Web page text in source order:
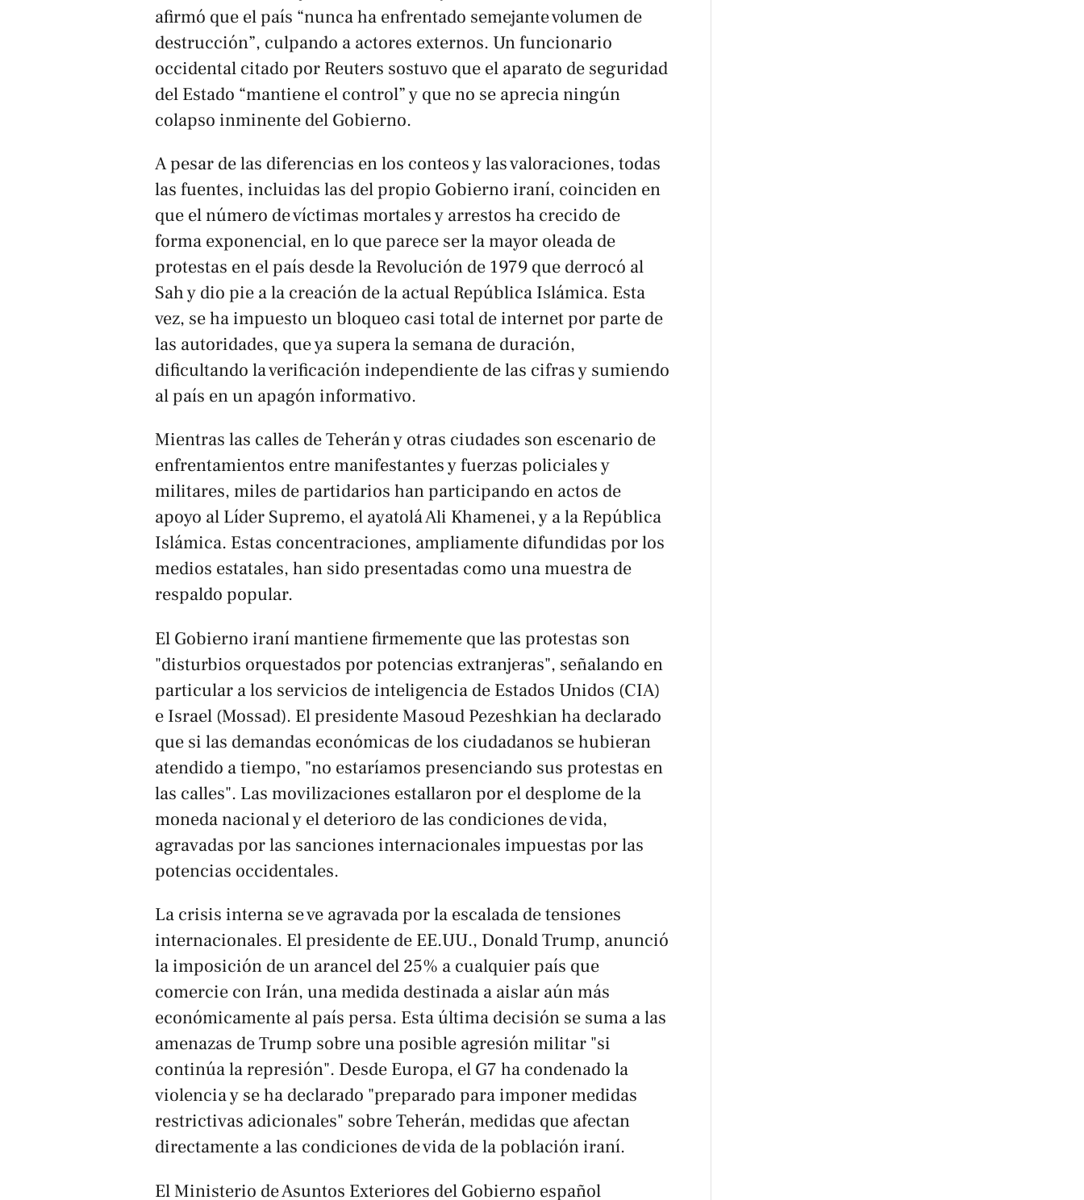
afirmó que el país “nunca ha enfrentado semejante volumen de
destrucción”, culpando a actores externos. Un funcionario
occidental citado por Reuters sostuvo que el aparato de seguridad
del Estado “mantiene el control” y que no se aprecia ningún
colapso inminente del Gobierno.
A pesar de las diferencias en los conteos y las valoraciones, todas
las fuentes, incluidas las del propio Gobierno iraní, coinciden en
que el número de víctimas mortales y arrestos ha crecido de
forma exponencial, en lo que parece ser la mayor oleada de
protestas en el país desde la Revolución de 1979 que derrocó al
Sah y dio pie a la creación de la actual República Islámica. Esta
vez, se ha impuesto un bloqueo casi total de internet por parte de
las autoridades, que ya supera la semana de duración,
dificultando la verificación independiente de las cifras y sumiendo
al país en un apagón informativo.
Mientras las calles de Teherán y otras ciudades son escenario de
enfrentamientos entre manifestantes y fuerzas policiales y
militares, miles de partidarios han participando en actos de
apoyo al Líder Supremo, el ayatolá Ali Khamenei, y a la República
Islámica. Estas concentraciones, ampliamente difundidas por los
medios estatales, han sido presentadas como una muestra de
respaldo popular.
El Gobierno iraní mantiene firmemente que las protestas son
"disturbios orquestados por potencias extranjeras", señalando en
particular a los servicios de inteligencia de Estados Unidos (CIA)
e Israel (Mossad). El presidente Masoud Pezeshkian ha declarado
que si las demandas económicas de los ciudadanos se hubieran
atendido a tiempo, "no estaríamos presenciando sus protestas en
las calles". Las movilizaciones estallaron por el desplome de la
moneda nacional y el deterioro de las condiciones de vida,
agravadas por las sanciones internacionales impuestas por las
potencias occidentales.
La crisis interna se ve agravada por la escalada de tensiones
internacionales. El presidente de EE.UU., Donald Trump, anunció
la imposición de un arancel del 25% a cualquier país que
comercie con Irán, una medida destinada a aislar aún más
económicamente al país persa. Esta última decisión se suma a las
amenazas de Trump sobre una posible agresión militar "si
continúa la represión". Desde Europa, el G7 ha condenado la
violencia y se ha declarado "preparado para imponer medidas
restrictivas adicionales" sobre Teherán, medidas que afectan
directamente a las condiciones de vida de la población iraní.
El Ministerio de Asuntos Exteriores del Gobierno español